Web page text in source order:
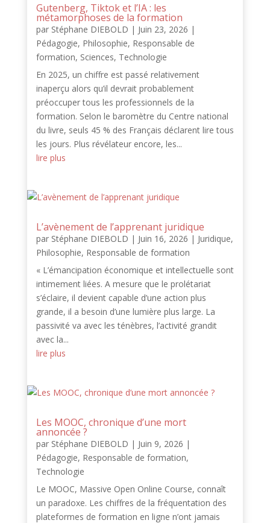
Gutenberg, Tiktok et l’IA : les
métamorphoses de la formation
par Stéphane DIEBOLD | Juin 23, 2026 |
Pédagogie, Philosophie, Responsable de
formation, Sciences, Technologie
En 2025, un chiffre est passé relativement
inaperçu alors qu’il devrait probablement
préoccuper tous les professionnels de la
formation. Selon le baromètre du Centre national
du livre, seuls 45 % des Français déclarent lire tous
les jours. Plus révélateur encore, les...
lire plus
L’avènement de l’apprenant juridique
par Stéphane DIEBOLD | Juin 16, 2026 | Juridique,
Philosophie, Responsable de formation
« L’émancipation économique et intellectuelle sont
intimement liées. A mesure que le prolétariat
s’éclaire, il devient capable d’une action plus
grande, il a besoin d’une lumière plus large. La
passivité va avec les ténèbres, l’activité grandit
avec la...
lire plus
Les MOOC, chronique d’une mort
annoncée ?
par Stéphane DIEBOLD | Juin 9, 2026 |
Pédagogie, Responsable de formation,
Technologie
Le MOOC, Massive Open Online Course, connaît
un paradoxe. Les chiffres de la fréquentation des
plateformes de formation en ligne n’ont jamais